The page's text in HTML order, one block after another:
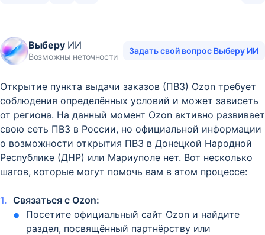
ВыберуИИ
Возможны неточности
Задать свой вопрос Выберу ИИ
Открытие пункта выдачи заказов (ПВЗ) Ozon требует
соблюдения определённых условий и может зависеть
от региона. На данный момент Ozon активно развивает
свою сеть ПВЗ в России, но официальной информации
о возможности открытия ПВЗ в Донецкой Народной
Республике (ДНР) или Мариуполе нет. Вот несколько
шагов, которые могут помочь вам в этом процессе:
Связаться с Ozon:
Посетите официальный сайт Ozon и найдите
раздел, посвящённый партнёрству или